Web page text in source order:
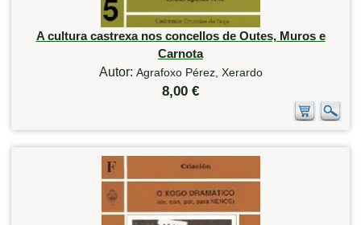
A cultura castrexa nos concellos de Outes, Muros e
Carnota
Autor: Agrafoxo Pérez, Xerardo
8,00 €